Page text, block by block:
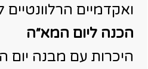
ואקדמיים
הכנה ליום המא״ה
היכרות עם מבנה יום